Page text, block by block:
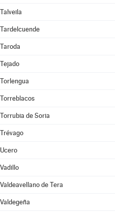
Talveila
Tardelcuende
Taroda
Tejado
Torlengua
Torreblacos
Torrubia de Soria
Trévago
Ucero
Vadillo
Valdeavellano de Tera
Valdegeña